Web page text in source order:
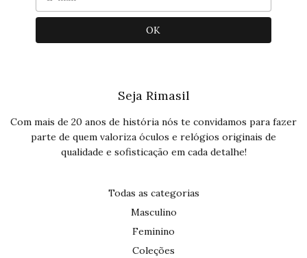
Seja Rimasil
Com mais de 20 anos de história nós te convidamos para fazer
parte de quem valoriza óculos e relógios originais de
qualidade e sofisticação em cada detalhe!
Todas as categorias
Masculino
Feminino
Coleções